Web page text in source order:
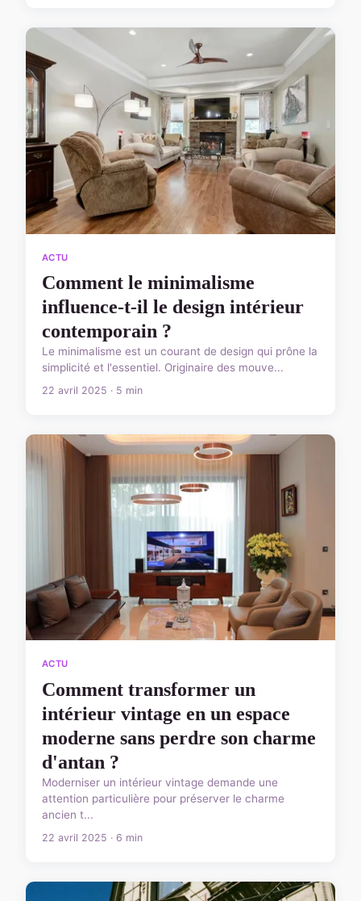
ACTU
Comment le minimalisme
influence-t-il le design intérieur
contemporain ?
Le minimalisme est un courant de design qui prône la
simplicité et l'essentiel. Originaire des mouve...
22 avril 2025 · 5 min
ACTU
Comment transformer un
intérieur vintage en un espace
moderne sans perdre son charme
d'antan ?
Moderniser un intérieur vintage demande une
attention particulière pour préserver le charme
ancien t...
22 avril 2025 · 6 min